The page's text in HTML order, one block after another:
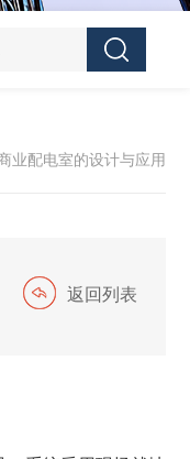
传感器 DJSF1352-D-
业配电室的设计与应用
返回列表